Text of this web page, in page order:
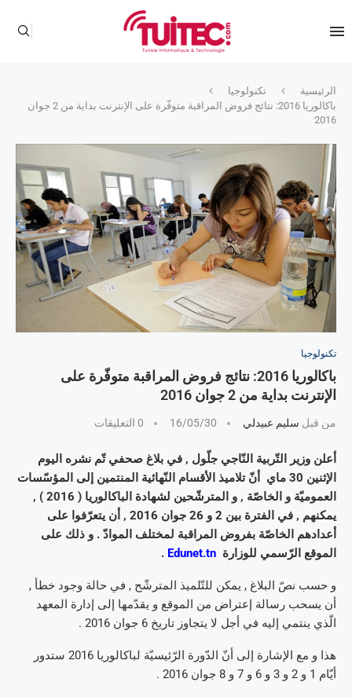
الرئيسية
تكنولوجيا
باكالوريا 2016: نتائج فروض المراقبة متوفّرة على الإنترنت بداية من 2 جوان
2016
تكنولوجيا
باكالوريا 2016: نتائج فروض المراقبة متوفّرة على
الإنترنت بداية من 2 جوان 2016
من قبل سليم عبيدلي 16/05/30 0 التعليقات
أعلن وزير التّربية النّاجي جلّول , في بلاغ صحفي تّم نشره اليوم
الإثنين 30 ماي أنّ تلاميذ الأقسام النّهائية المنتمين إلى المؤسّسات
العموميّة و الخاصّة , و المترشّحين لشهادة الباكالوريا ( 2016 ) ,
يمكنهم , في الفترة بين 2 و 26 جوان 2016 , أن يتعرّفوا على
أعدادهم الخاصّة بفروض المراقبة لمختلف الموادّ . و ذلك على
الموقع الرّسمي للوزارة Edunet.tn
.
و حسب نصّ البلاغ , يمكن للتّلميذ المترشّح , في حالة وجود خطأ ,
أن يسحب رسالة إعتراض من الموقع و يقدّمها إلى إدارة المعهد
الّذي ينتمي إليه في أجل لا يتجاوز تاريخ 6 جوان 2016 .
هذا و مع الإشارة إلى أنّ الدّورة الرّئيسيّة لباكالوريا 2016 ستدور
أيّام 1 و 2 و 3 و 6 و 7 و 8 جوان 2016 .